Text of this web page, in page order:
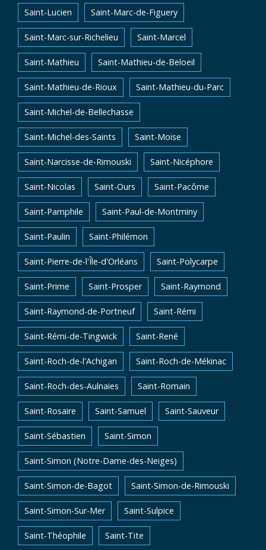
Saint-Lucien Saint-Marc-de-Figuery
Saint-Marc-sur-Richelieu Saint-Marcel
Saint-Mathieu Saint-Mathieu-de-Beloeil
Saint-Mathieu-de-Rioux Saint-Mathieu-du-Parc
Saint-Michel-de-Bellechasse
Saint-Michel-des-Saints Saint-Moise
Saint-Narcisse-de-Rimouski Saint-Nicéphore
Saint-Nicolas Saint-Ours Saint-Pacôme
Saint-Pamphile Saint-Paul-de-Montminy
Saint-Paulin Saint-Philémon
Saint-Pierre-de-l'Île-d'Orléans Saint-Polycarpe
Saint-Prime Saint-Prosper Saint-Raymond
Saint-Raymond-de-Portneuf Saint-Rémi
Saint-Rémi-de-Tingwick Saint-René
Saint-Roch-de-l'Achigan Saint-Roch-de-Mékinac
Saint-Roch-des-Aulnaies Saint-Romain
Saint-Rosaire Saint-Samuel Saint-Sauveur
Saint-Sébastien Saint-Simon
Saint-Simon (Notre-Dame-des-Neiges)
Saint-Simon-de-Bagot Saint-Simon-de-Rimouski
Saint-Simon-Sur-Mer Saint-Sulpice
Saint-Théophile Saint-Tite